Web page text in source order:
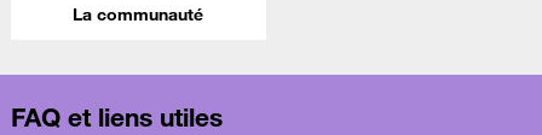
La communauté
FAQ et liens utiles